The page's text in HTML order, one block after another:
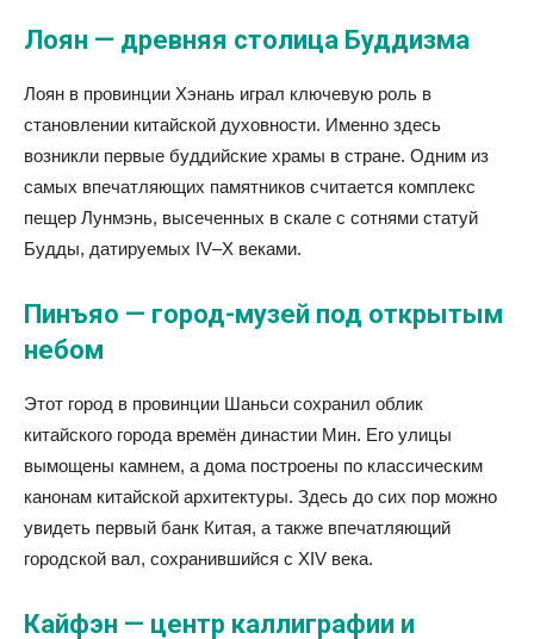
Лоян — древняя столица Буддизма
Лоян в провинции Хэнань играл ключевую роль в
становлении китайской духовности. Именно здесь
возникли первые буддийские храмы в стране. Одним из
самых впечатляющих памятников считается комплекс
пещер Лунмэнь, высеченных в скале с сотнями статуй
Будды, датируемых IV–X веками.
Пинъяо — город-музей под открытым
небом
Этот город в провинции Шаньси сохранил облик
китайского города времён династии Мин. Его улицы
вымощены камнем, а дома построены по классическим
канонам китайской архитектуры. Здесь до сих пор можно
увидеть первый банк Китая, а также впечатляющий
городской вал, сохранившийся с XIV века.
Кайфэн — центр каллиграфии и